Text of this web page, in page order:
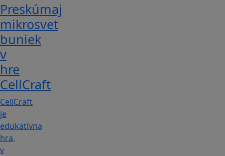
Preskúmaj
mikrosvet
buniek
v
hre
CellCraft
CellCraft
je
edukatívna
hra,
v